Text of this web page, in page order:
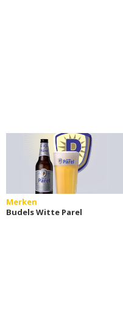
Merken
Budels Witte Parel